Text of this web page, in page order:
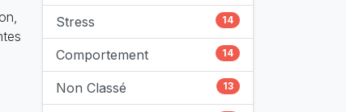
Stress 14
Comportement 14
Non Classé 13